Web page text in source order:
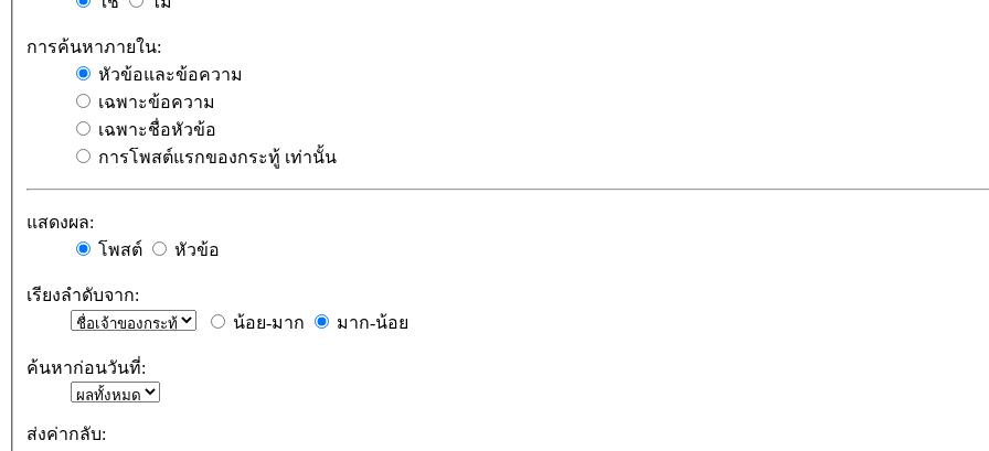
การค้นหาภายใน:
หัวข้อและข้อความ
เฉพาะข้อความ
เฉพาะชื่อหัวข้อ
การโพสต์แรกของกระทู้ เท่านั้น
แสดงผล:
โพสต์
หัวข้อ
เรียงลำดับจาก:
น้อย-มาก
มาก-น้อย
ค้นหาก่อนวันที่:
ส่งค่ากลับ: